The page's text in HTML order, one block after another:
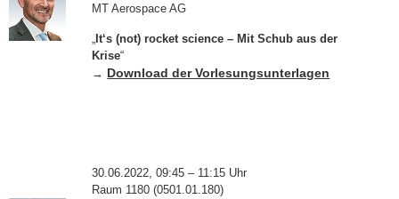
MT Aerospace AG
It‘s (not) rocket science – Mit Schub aus der
Krise“
→ Download der Vorlesungsunterlagen
30.06.2022, 09:45 – 11:15 Uhr
Raum 1180 (0501.01.180)